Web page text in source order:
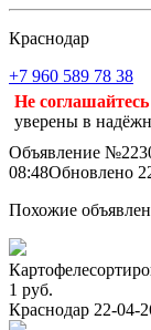
Краснодар
+7 960 589 78 38
Не соглашайтесь
уверены в
Объявление
08:48Обновлено
Похожие
1 руб.
Краснодар 22-04-